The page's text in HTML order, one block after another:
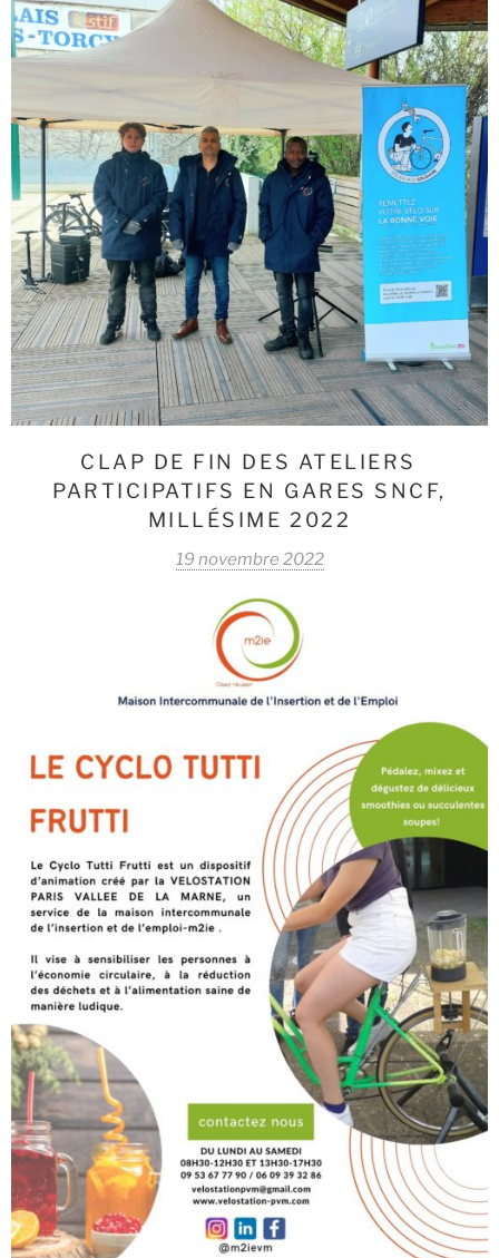
CLAP DE FIN DES ATELIERS
PARTICIPATIFS EN GARES SNCF,
MILLÉSIME 2022
19 novembre 2022